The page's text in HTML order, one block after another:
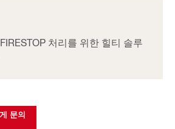
처리를 위한 힐티 솔루
문의